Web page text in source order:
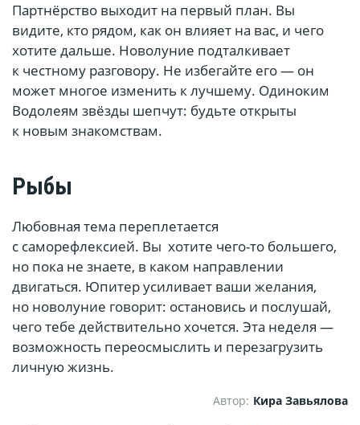
Партнёрство выходит на первый план. Вы
видите, кто рядом, как он влияет на вас, и чего
хотите дальше. Новолуние подталкивает
к честному разговору. Не избегайте его — он
может многое изменить к лучшему. Одиноким
Водолеям звёзды шепчут: будьте открыты
к новым знакомствам.
Рыбы
Любовная тема переплетается
с саморефлексией. Вы хотите чего-то большего,
но пока не знаете, в каком направлении
двигаться. Юпитер усиливает ваши желания,
но новолуние говорит: остановись и послушай,
чего тебе действительно хочется. Эта неделя —
возможность переосмыслить и перезагрузить
личную жизнь.
Автор: Кира Завьялова